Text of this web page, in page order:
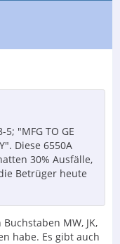
"MFG TO GE
Diese 6550A
30% Ausfälle,
Betrüger heute
MW, JK,
habe. Es gibt auch